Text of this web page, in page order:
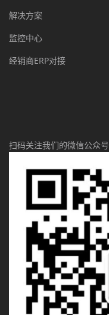
解决方案
监控中心
经销商ERP对接
扫码关注我们的微信公众号